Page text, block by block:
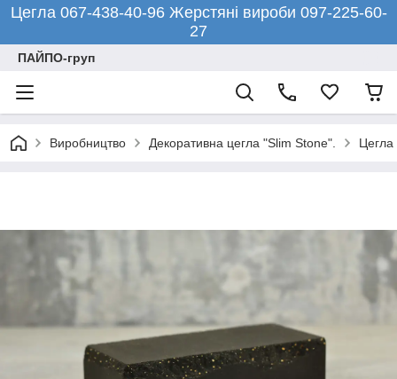
Цегла 067-438-40-96 Жерстяні вироби 097-225-60-
27
ПАЙПО-груп
Виробництво Декоративна цегла "Slim Stone". Цегла